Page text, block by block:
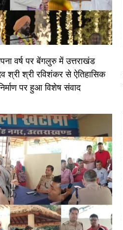
वर्ष पर बेंगलुरु में उत्तराखंड
श्री श्री रविशंकर से ऐतिहासिक
पर हुआ विशेष संवाद